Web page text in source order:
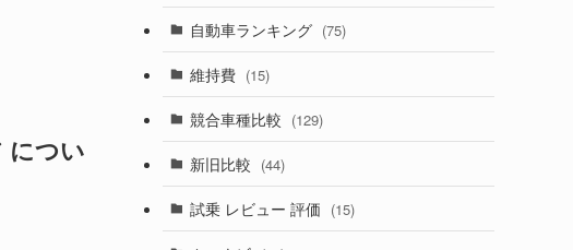
につい
(357)
(328)
(194)
(230)
(253)
(242)
(85)
(84)
(14)
(222)
(8)
(3)
(3)
(5)
(21)
(5)
(7)
自動車ランキング (75)
維持費 (15)
競合車種比較 (129)
新旧比較 (44)
試乗 レビュー 評価 (15)